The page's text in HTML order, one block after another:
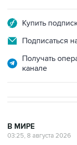
Купить
Подписаться
Получать
канале
В МИРЕ
03:25, 8 августа 2026